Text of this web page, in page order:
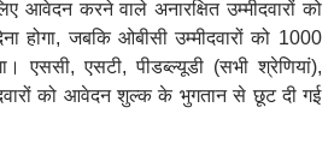
आवेदन करने वाले अनारक्षित उम्मीदवारों को
जबकि ओबीसी उम्मीदवारों को 1000
एससी, एसटी, पीडब्ल्यूडी (सभी श्रेणियां),
को आवेदन शुल्क के भुगतान से छूट दी गई